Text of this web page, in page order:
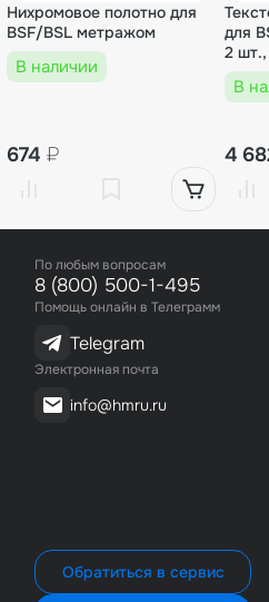
Нихромовое полотно для
BSF/BSL метражом
В наличии
674 ₽
для
В
4
По любым вопросам
8 (800) 500-1-495
Помощь онлайн в Телеграмм
Telegram
Электронная почта
info@hmru.ru
Обратиться в сервис